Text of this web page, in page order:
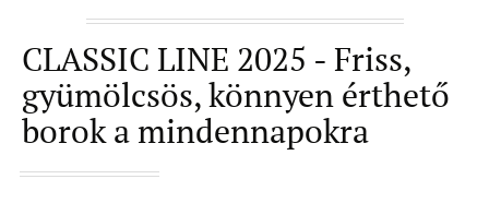
CLASSIC LINE 2025 - Friss,
gyümölcsös, könnyen érthető
borok a mindennapokra